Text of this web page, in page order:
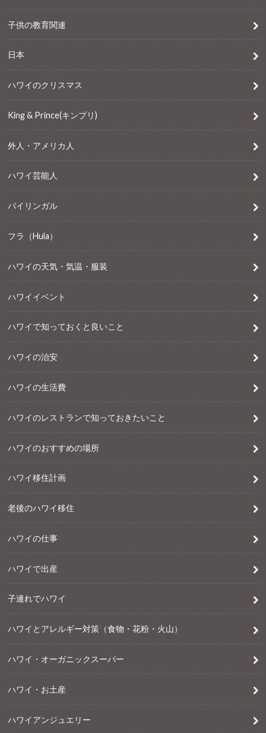
子供の教育関連
日本
ハワイのクリスマス
King & Prince(キンプリ)
外人・アメリカ人
ハワイ芸能人
バイリンガル
フラ（Hula）
ハワイの天気・気温・服装
ハワイイベント
ハワイで知っておくと良いこと
ハワイの治安
ハワイの生活費
ハワイのレストランで知っておきたいこと
ハワイのおすすめの場所
ハワイ移住計画
老後のハワイ移住
ハワイの仕事
ハワイで出産
子連れでハワイ
ハワイとアレルギー対策（食物・花粉・火山）
ハワイ・オーガニックスーパー
ハワイ・お土産
ハワイアンジュエリー